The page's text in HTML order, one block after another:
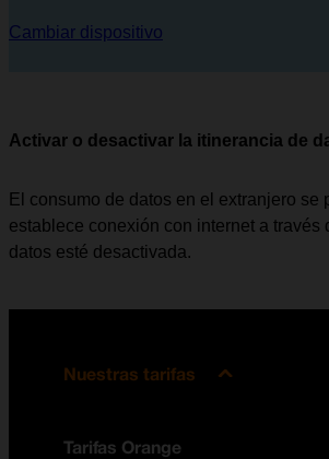
Cambiar dispositivo
Activar o desactivar la itinerancia de
El consumo de datos en el extranjero
establece conexión con internet a
datos esté desactivada.
Nuestras tarifas
Tarifas Orange